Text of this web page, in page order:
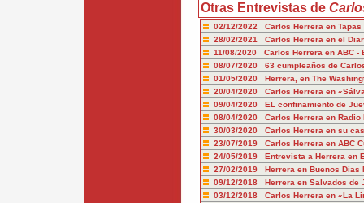
Otras Entrevistas de
02/12/2022 Carlos Herrera en Tapas
28/02/2021 Carlos Herrera en el
11/08/2020 Carlos Herrera en ABC -
08/07/2020 63 cumpleaños de
01/05/2020 Herrera, en The
20/04/2020 Carlos Herrera en
09/04/2020 EL confinamiento de
08/04/2020 Carlos Herrera en Radio
30/03/2020 Carlos Herrera en su
23/07/2019 Carlos Herrera en ABC
24/05/2019 Entrevista a Herrera en
27/02/2019 Herrera en Buenos Días
09/12/2018 Herrera en Salvados de
03/12/2018 Carlos Herrera en «La